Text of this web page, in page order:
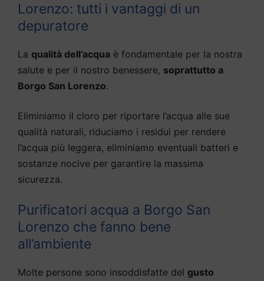
Lorenzo: tutti i vantaggi di un
depuratore
La qualità dell’acqua è fondamentale per la nostra
salute e per il nostro benessere, soprattutto a
Borgo San Lorenzo.
Eliminiamo il cloro per riportare l’acqua alle sue
qualità naturali, riduciamo i residui per rendere
l’acqua più leggera, eliminiamo eventuali batteri e
sostanze nocive per garantire la massima
sicurezza.
Purificatori acqua a Borgo San
Lorenzo che fanno bene
all’ambiente
Molte persone sono insoddisfatte del gusto